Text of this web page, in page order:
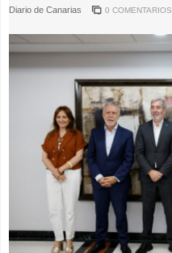
Diario de Canarias 0 COMENTARIOS